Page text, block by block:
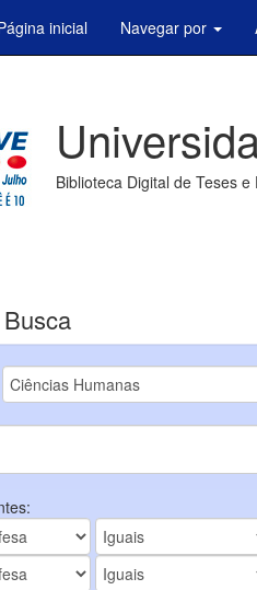
inicial Navegar por
Biblioteca Digital de Teses e